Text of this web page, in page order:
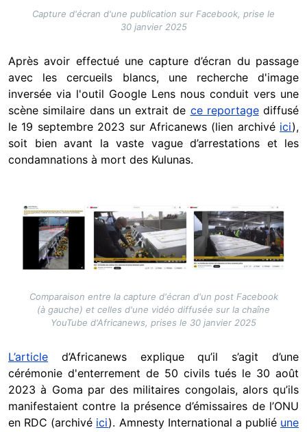
Capture d'écran d'une publication sur Facebook, prise le
30 janvier 2025
Après avoir effectué une capture d’écran du passage
avec les cercueils blancs, une recherche d'image
inversée via l'outil Google Lens nous conduit vers une
scène similaire dans un extrait de ce reportagediffusé
le 19 septembre 2023 sur Africanews (lien archivé ici),
soit bien avant la vaste vague d’arrestations et les
condamnations à mort des Kulunas.
Image
Comparaison entre la capture d'écran d'un post Facebook
(à gauche) et celles d'une vidéo diffusée sur la chaîne
YouTube d'Africanews, prises le 30 janvier 2025
L’article d’Africanews explique qu’il s’agit d’une
cérémonie d'enterrement de 50 civils tués le 30 août
2023 à Goma par des militaires congolais, alors qu’ils
manifestaient contre la présence d’émissaires de l’ONU
en RDC (archivé ici). Amnesty International a publié une